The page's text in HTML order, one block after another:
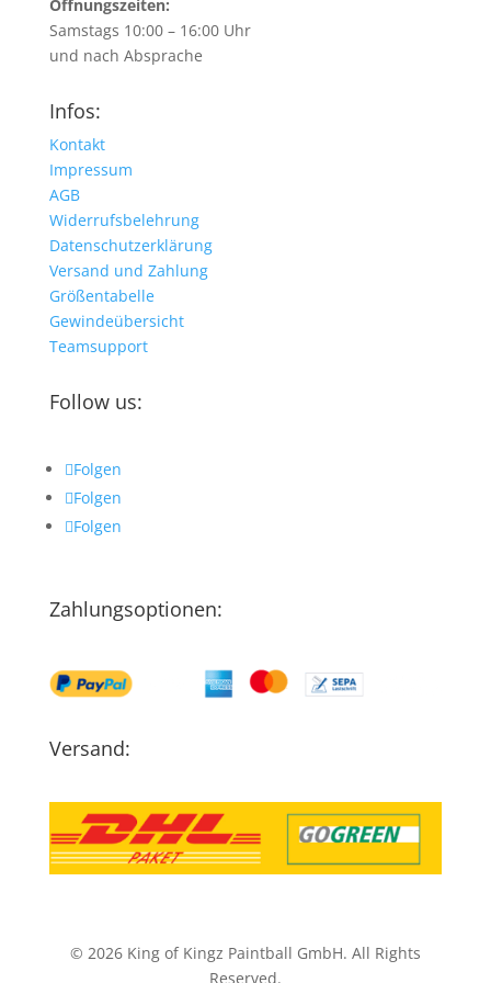
Öffnungszeiten:
Samstags 10:00 – 16:00 Uhr
und nach Absprache
Infos:
Kontakt
Impressum
AGB
Widerrufsbelehrung
Datenschutzerklärung
Versand und Zahlung
Größentabelle
Gewindeübersicht
Teamsupport
Follow us:
Folgen
Folgen
Folgen
Zahlungsoptionen:
Versand:
© 2026 King of Kingz Paintball GmbH. All Rights
Reserved.